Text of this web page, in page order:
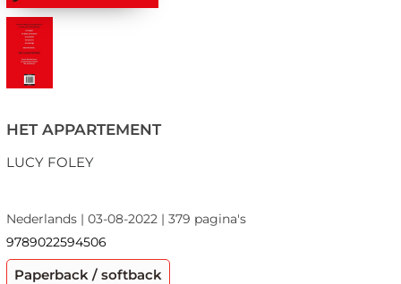
HET APPARTEMENT
LUCY FOLEY
Nederlands | 03-08-2022 | 379 pagina's
9789022594506
Paperback / softback